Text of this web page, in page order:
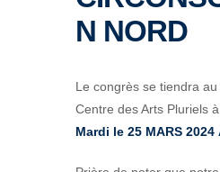
N NORD
Le congrès se tiendra
Centre des Arts Pluriels
Mardi le 25 MARS 2024